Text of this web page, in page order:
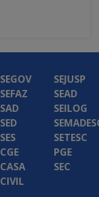
SEGOV
SEFAZ
SAD
SED
SES
CGE
CASA
CIVIL
SEJUSP
SEAD
SEILOG
SETESC
PGE
SEC